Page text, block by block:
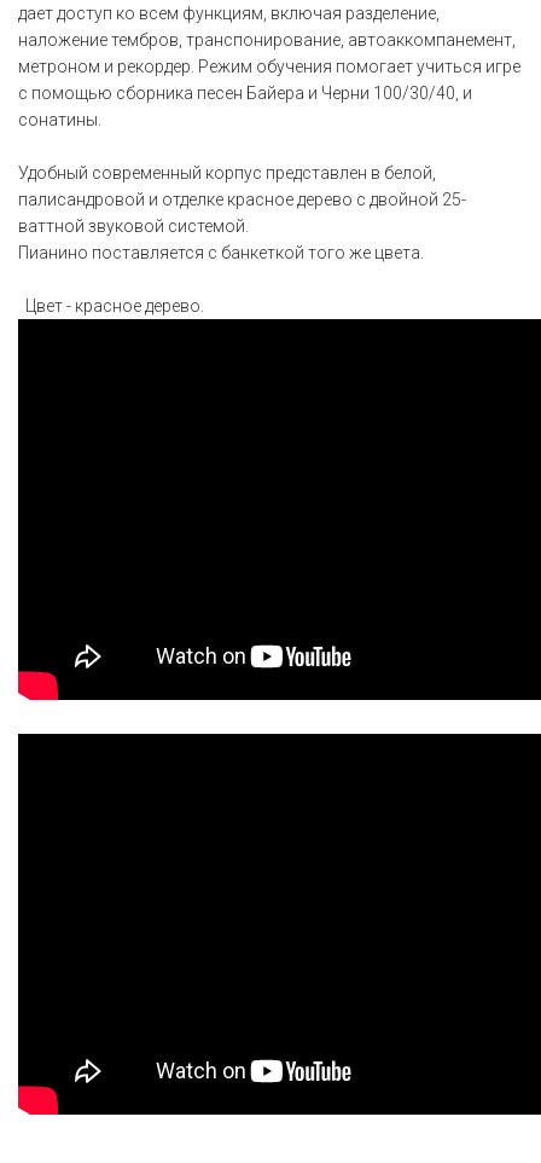
дает доступ ко всем функциям, включая разделение,
наложение тембров, транспонирование, автоаккомпанемент,
метроном и рекордер. Режим обучения помогает учиться игре
с помощью сборника песен Байера и Черни 100/30/40, и
сонатины.
Удобный современный корпус представлен в белой,
палисандровой и отделке красное дерево с двойной 25-
ваттной звуковой системой.
Пианино поставляется с банкеткой того же цвета.
Цвет - красное дерево.